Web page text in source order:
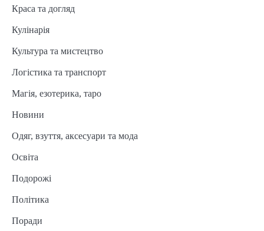
Краса та догляд
Кулінарія
Культура та мистецтво
Логістика та транспорт
Магія, езотерика, таро
Новини
Одяг, взуття, аксесуари та мода
Освіта
Подорожі
Політика
Поради